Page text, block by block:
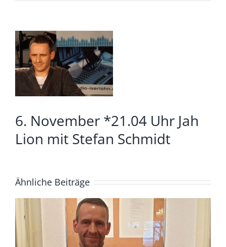
Zeige
grösseres
Bild
6. November *21.04 Uhr Jah
Lion mit Stefan Schmidt
Ähnliche Beiträge
4. August *20.04. Uhr*
Lüdenscheid Live mit Ingo
Starink